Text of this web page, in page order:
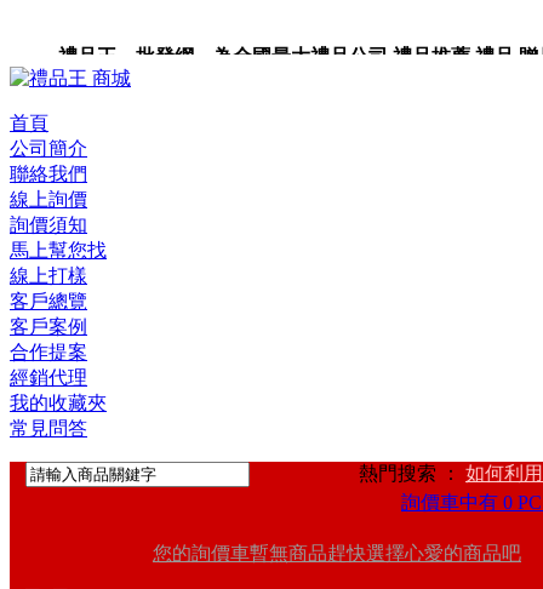
禮品王 批發網 為全國最大禮品公司,禮品推薦,禮品,贈
企業禮品,禮品小物,高級禮品,禮品網站。
首頁
公司簡介
聯絡我們
線上詢價
詢價須知
馬上幫您找
線上打樣
客戶總覽
客戶案例
合作提案
經銷代理
我的收藏夾
常見問答
熱門搜索 ： 如何利
詢價車中有 0
您的詢價車暫無商品趕快選擇心愛的商品吧